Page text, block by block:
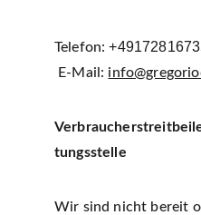
Telefon:
E-Mail:
tungsstelle
Wir sind nicht bereit